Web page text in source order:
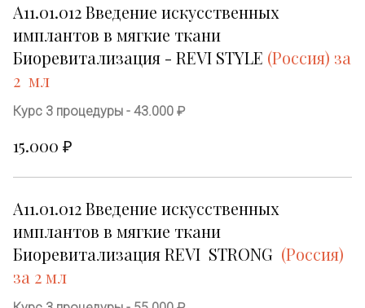
А11.01.012 Введение искусственных
имплантов в мягкие ткани
Биоревитализация - REVI STYLE (Россия) за
2  мл
Курс 3 процедуры - 43.000 ₽
15.000 ₽
А11.01.012 Введение искусственных
имплантов в мягкие ткани
Биоревитализация REVI  STRONG (Россия)
за 2 мл